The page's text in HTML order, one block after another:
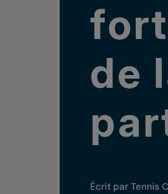
de
Écrit par Tennis